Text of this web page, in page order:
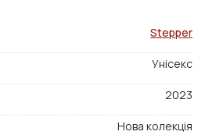
Stepper
Унісекс
2023
Нова колекція